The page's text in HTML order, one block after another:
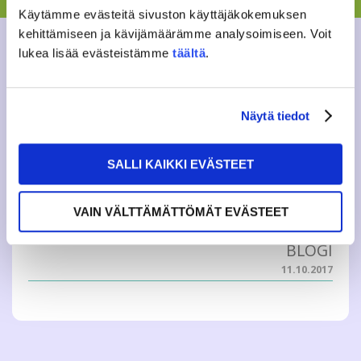
Käytämme evästeitä sivuston käyttäjäkokemuksen
kehittämiseen ja kävijämäärämme analysoimiseen. Voit
lukea lisää evästeistämme täältä.
Näytä tiedot
SALLI KAIKKI EVÄSTEET
VAIN VÄLTTÄMÄTTÖMÄT EVÄSTEET
BLOGI
Pienen pohdinnan ja hieman suuremman kirjoitustauon
jälkeen päätin lähteä liikkeelle perusteista, eli aakkosista.
Joten tässä olkaa hyvät, opiskelijaelämäni melkein kaikki
aakkoset: ABBA. Ja...
BLOGI
11.10.2017